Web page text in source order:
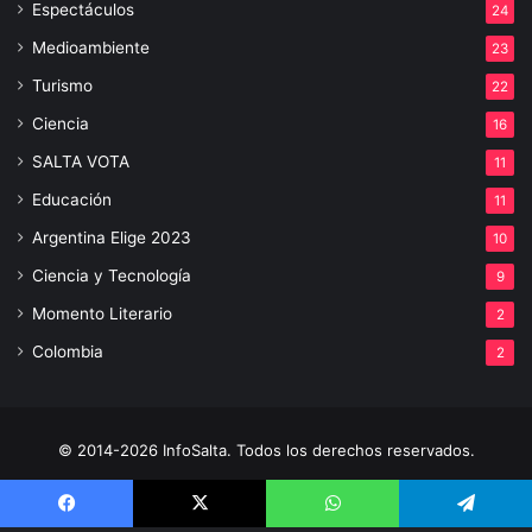
Espectáculos 24
Medioambiente 23
Turismo 22
Ciencia 16
SALTA VOTA 11
Educación 11
Argentina Elige 2023 10
Ciencia y Tecnología 9
Momento Literario 2
Colombia 2
© 2014-2026 InfoSalta. Todos los derechos reservados.
3872288394 E-mail: infosaltaredaccion@gmail.com
Facebook X WhatsApp Telegram